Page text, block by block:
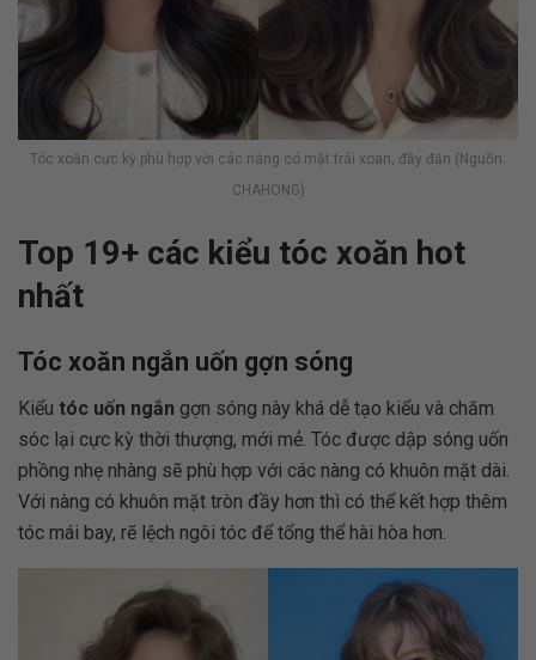
Tóc xoăn cực kỳ phù hợp với các nàng có mặt trái xoan, đầy đặn (Nguồn:
CHAHONG)
Top 19+ các kiểu tóc xoăn hot
nhất
Tóc xoăn ngắn uốn gợn sóng
Kiểu tóc uốn ngắn gợn sóng này khá dễ tạo kiểu và chăm
sóc lại cực kỳ thời thượng, mới mẻ. Tóc được dập sóng uốn
phồng nhẹ nhàng sẽ phù hợp với các nàng có khuôn mặt dài.
Với nàng có khuôn mặt tròn đầy hơn thì có thể kết hợp thêm
tóc mái bay, rẽ lệch ngôi tóc để tổng thể hài hòa hơn.